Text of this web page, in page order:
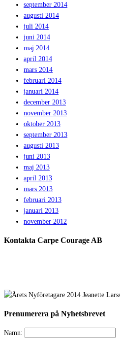
september 2014
augusti 2014
juli 2014
juni 2014
maj 2014
april 2014
mars 2014
februari 2014
januari 2014
december 2013
november 2013
oktober 2013
september 2013
augusti 2013
juni 2013
maj 2013
april 2013
mars 2013
februari 2013
januari 2013
november 2012
Kontakta Carpe Courage AB
Prenumerera på Nyhetsbrevet
Namn: